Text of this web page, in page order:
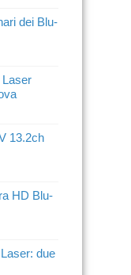
dei Blu-
13.2ch
HD Blu-
due